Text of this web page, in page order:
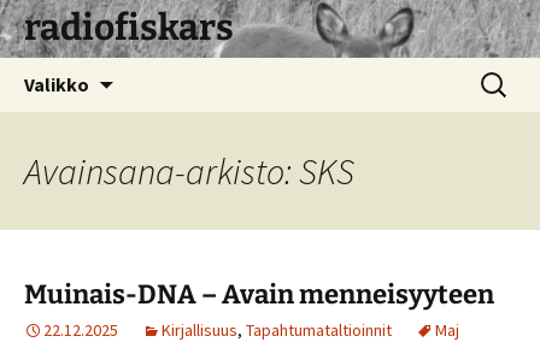
radiofiskars
Valikko Haku:
Avainsana-arkisto: SKS
Muinais-DNA – Avain menneisyyteen
22.12.2025 Kirjallisuus, Tapahtumataltioinnit
Maj